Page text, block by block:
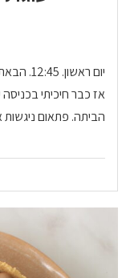
יום
אז כבר חיכיתי בכניסה
הביתה. פתאום